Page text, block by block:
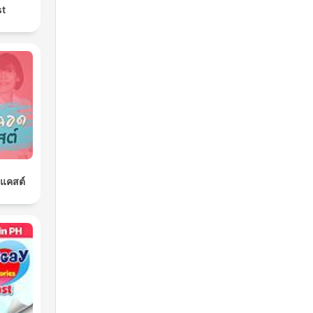
คสต์